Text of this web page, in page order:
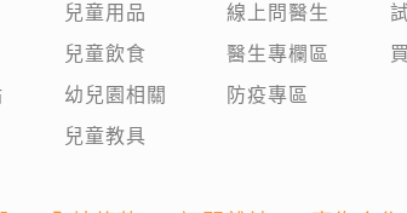
兒童用品
兒童飲食
幼兒園相關
兒童教具
線上問醫生
醫生專欄區
防疫專區